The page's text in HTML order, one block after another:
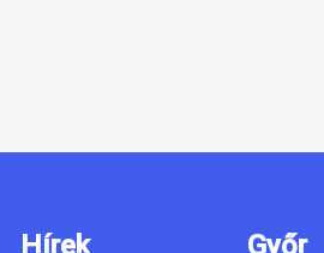
Hírek Győr